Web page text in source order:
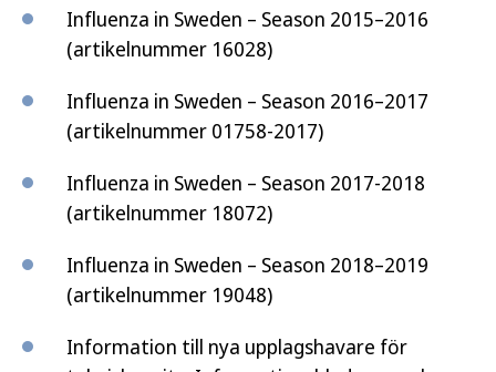
Influenza in Sweden – Season 2015–2016
(artikelnummer 16028)
Influenza in Sweden – Season 2016–2017
(artikelnummer 01758-2017)
Influenza in Sweden – Season 2017-2018
(artikelnummer 18072)
Influenza in Sweden – Season 2018–2019
(artikelnummer 19048)
Information till nya upplagshavare för